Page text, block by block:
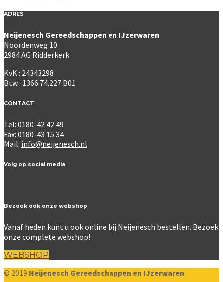
ADRES
Neijenesch Gereedschappen en IJzerwaren
Noordenweg 10
2984 AG Ridderkerk
KvK : 24343298
Btw : 1366.74.227.B01
CONTACT
Tel: 0180-42 42 49
Fax: 0180-43 15 34
Mail: info@neijenesch.nl
Volg op social media
Bezoek ook onze webshop
Vanaf heden kunt u ook online bij Neijenesch bestellen. Bezoek
onze complete webshop!
WEBSHOP
© 2019 Neijenesch Gereedschappen en IJzerwaren